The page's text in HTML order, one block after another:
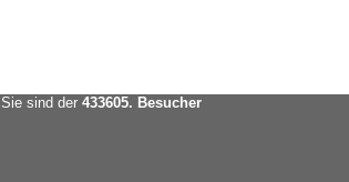
Sie sind der 433605. Besucher